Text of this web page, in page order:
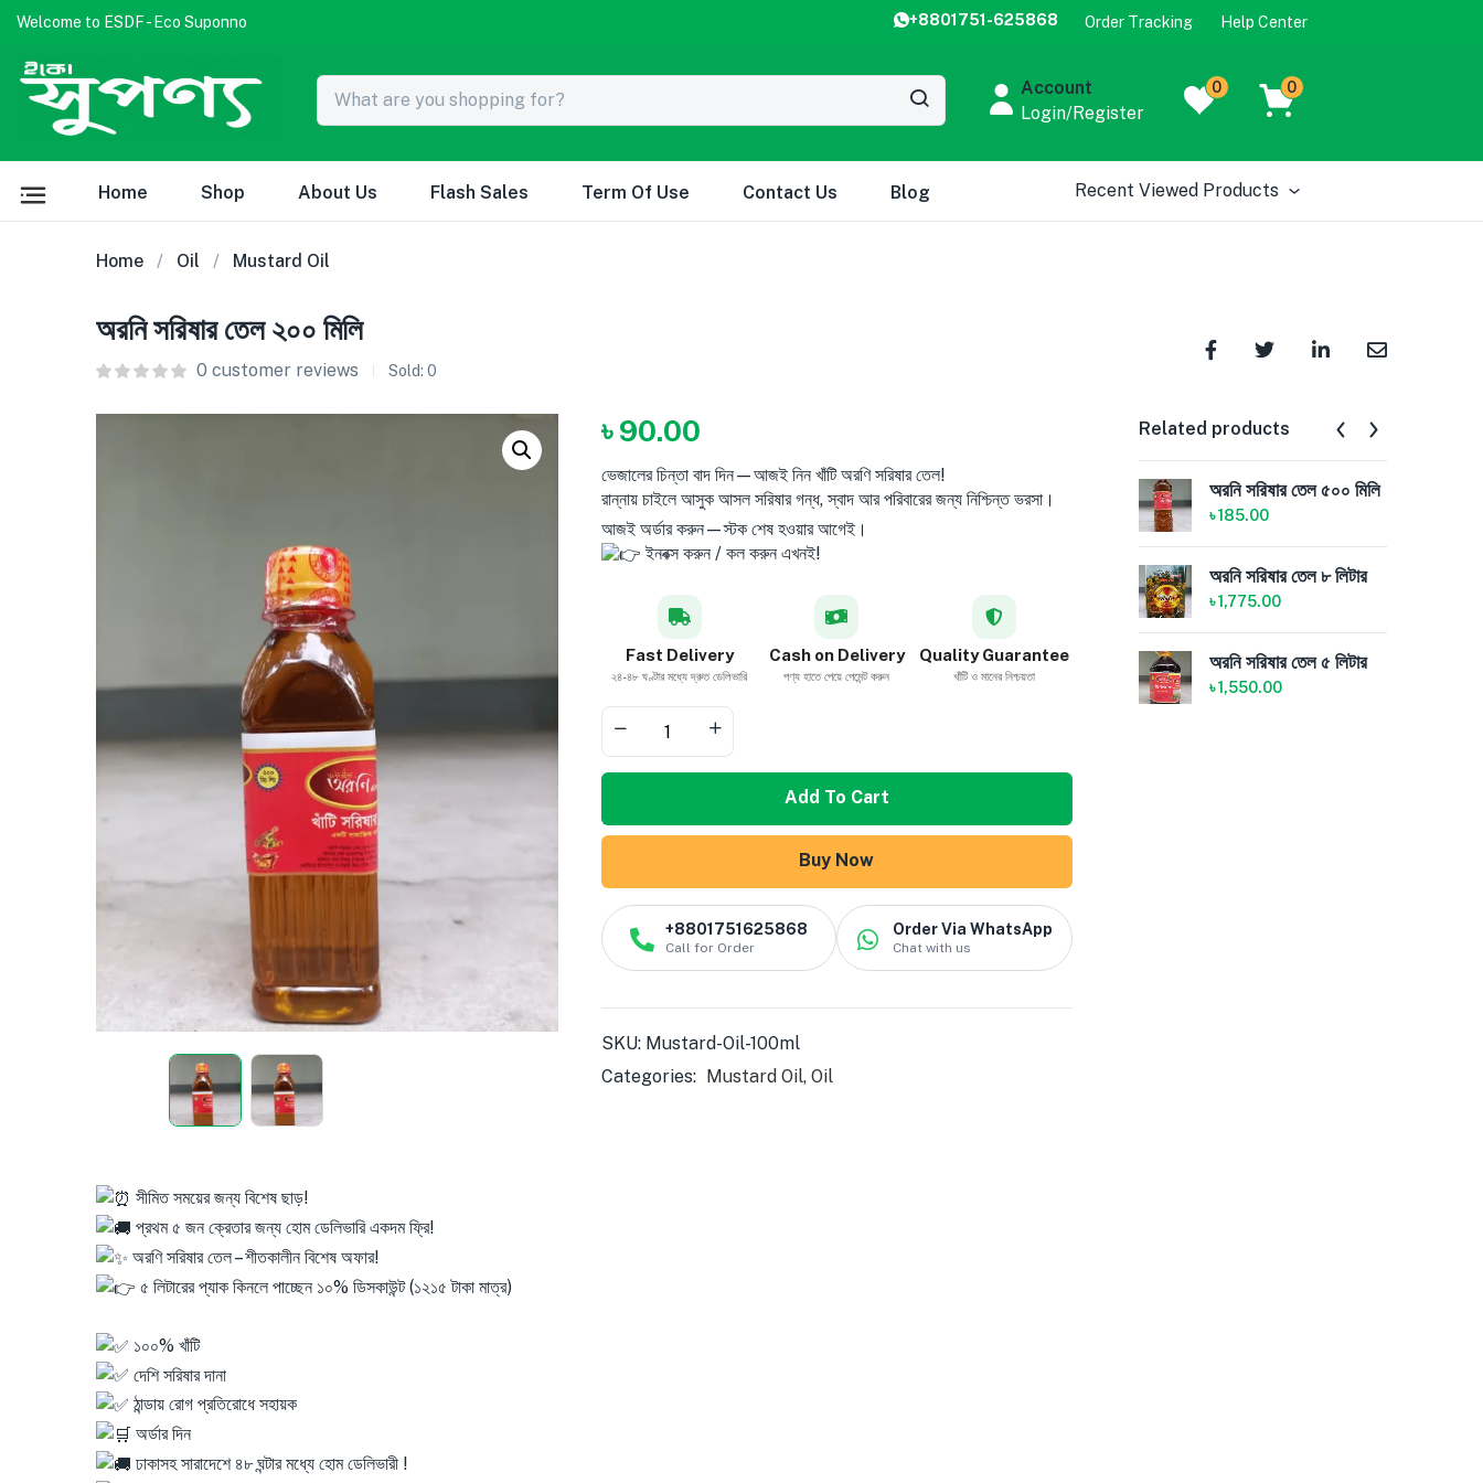
Welcome to ESDF - Eco Suponno +8801751-625868 Order Tracking Help Center
Account
Login/Register
0 0
Home Shop About Us Flash Sales Term Of Use Contact Us Blog Recent Viewed Products
Home Oil Mustard Oil
অরনি সরিষার তেল ২০০ মিলি
0 customer reviews Sold: 0
৳90.00
ভেজালের চিন্তা বাদ দিন—আজই নিন খাঁটি অরণি সরিষার তেল!
রান্নায় চাইলে আসুক আসল সরিষার গন্ধ, স্বাদ আর পরিবারের জন্য নিশ্চিন্ত ভরসা।
আজই অর্ডার করুন—স্টক শেষ হওয়ার আগেই।
ইনবক্স করুন / কল করুন এখনই!
Fast Delivery
২৪-৪৮ ঘণ্টার মধ্যে দ্রুত ডেলিভারি
Cash on Delivery
পণ্য হাতে পেয়ে পেমেন্ট করুন
Quality Guarantee
খাঁটি ও মানের নিশ্চয়তা
Add To Cart
Buy Now
+8801751625868
Call for Order
Order Via WhatsApp
Chat with us
SKU: Mustard-Oil-100ml
Categories:
Mustard Oil, Oil
সীমিত সময়ের জন্য বিশেষ ছাড়!
প্রথম ৫ জন ক্রেতার জন্য হোম ডেলিভারি একদম ফ্রি!
অরণি সরিষার তেল – শীতকালীন বিশেষ অফার!
৫ লিটারের প্যাক কিনলে পাচ্ছেন ১০% ডিসকাউন্ট (১২১৫ টাকা মাত্র)
১০০% খাঁটি
দেশি সরিষার দানা
ঠান্ডায় রোগ প্রতিরোধে সহায়ক
অর্ডার দিন
ঢাকাসহ সারাদেশে ৪৮ ঘন্টার মধ্যে হোম ডেলিভারী !
Related products
অরনি সরিষার তেল ৫০০ মিলি
৳185.00
অরনি সরিষার তেল ৮ লিটার
৳1,775.00
অরনি সরিষার তেল ৫ লিটার
৳1,550.00